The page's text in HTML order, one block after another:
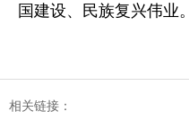
国建设、民族复兴伟业。
相关链接：